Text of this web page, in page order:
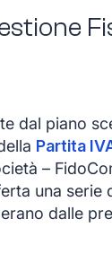
dal piano
Partita
–
una serie
dalle